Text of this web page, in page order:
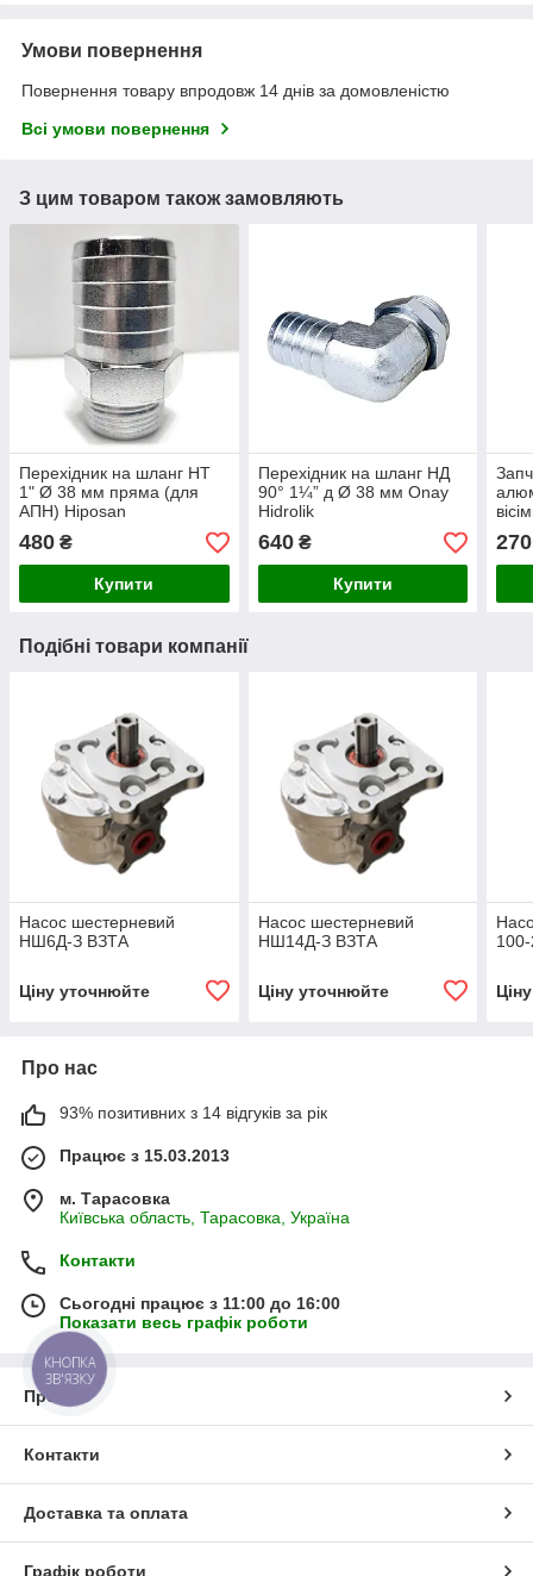
Умови повернення
Повернення товару впродовж 14 днів за домовленістю
Всі умови повернення
З цим товаром також замовляють
Перехідник на шланг НТ
1" Ø 38 мм пряма (для
АПН) Hiposan
480 ₴
Купити
Перехідник на шланг НД
90° 1¼” д Ø 38 мм Onay
Hidrolik
640₴
Купити
270
Подібні товари компанії
Насос шестерневий
НШ6Д-З ВЗТА
Ціну уточнюйте
Насос шестерневий
НШ14Д-З ВЗТА
Ціну уточнюйте
Про нас
93% позитивних з 14 відгуків за рік
Працює з 15.03.2013
м. Тарасовка
Київська область, Тарасовка, Україна
Контакти
Сьогодні працює з 11:00 до 16:00
Показати весь графік роботи
Про нас
Контакти
Доставка та оплата
Графік роботи
КНОПКА
ЗВ'ЯЗКУ